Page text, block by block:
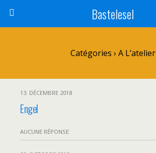
Bastelesel
Catégories › A L’atelier
13. DÉCEMBRE 2018
Engel
AUCUNE RÉPONSE